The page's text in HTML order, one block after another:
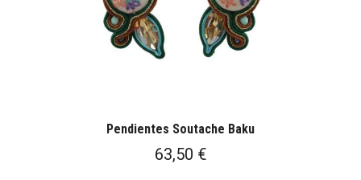
Pendientes Soutache Baku
63,50 €